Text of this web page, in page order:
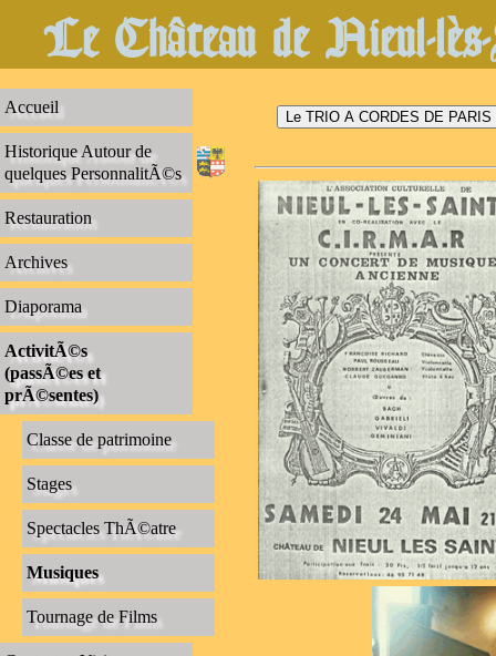
Le Château de Nieul-
Accueil
Historique Autour de
quelques PersonnalitÃ©s
Restauration
Archives
Diaporama
ActivitÃ©s
(passÃ©es et
prÃ©sentes)
Classe de patrimoine
Stages
Spectacles ThÃ©atre
Musiques
Tournage de Films